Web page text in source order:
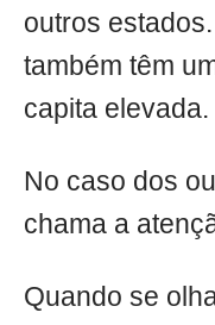
outros
também têm
capita elevada.
No caso dos
chama a
Quando se